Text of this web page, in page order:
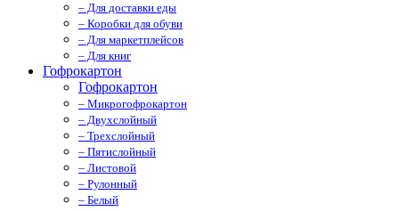
– Для доставки еды
– Коробки для обуви
– Для маркетплейсов
– Для книг
Гофрокартон
Гофрокартон
– Микрогофрокартон
– Двухслойный
– Трехслойный
– Пятислойный
– Листовой
– Рулонный
– Белый